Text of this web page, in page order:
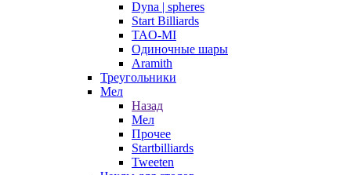
Dyna | spheres
Start Billiards
TAO-MI
Одиночные шары
Aramith
Треугольники
Мел
Назад
Мел
Прочее
Startbilliards
Tweeten